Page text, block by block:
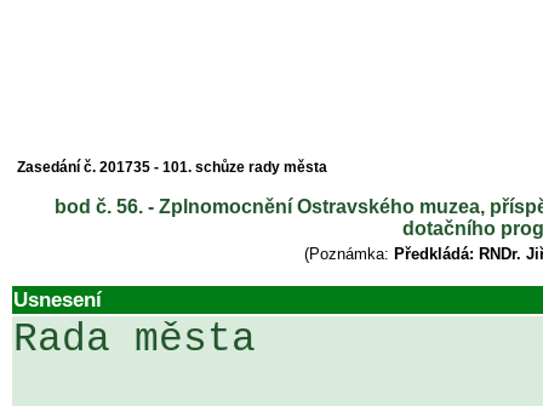
Zasedání č. 201735 - 101. schůze rady města
bod č. 56. - Zplnomocnění Ostravského muzea,
dotačního
(Poznámka: Předkládá: RNDr.
Usnesení
Rada města